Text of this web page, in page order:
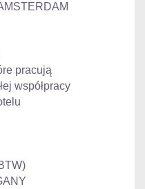
pracują
współpracy